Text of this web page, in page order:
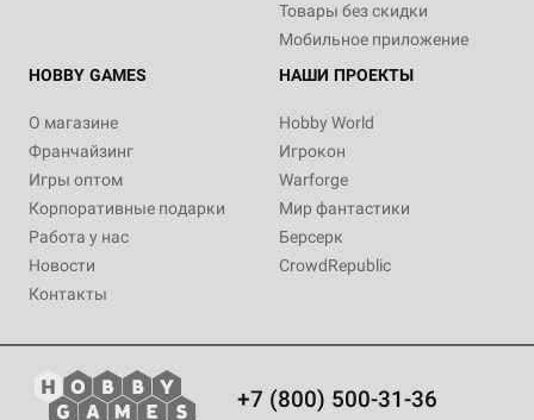
Товары без скидки
Мобильное приложение
HOBBY GAMES
О магазине
Франчайзинг
Игры оптом
Корпоративные подарки
Работа у нас
Новости
Контакты
НАШИ ПРОЕКТЫ
Hobby World
Игрокон
Warforge
Мир фантастики
Берсерк
CrowdRepublic
+7 (800) 500-31-36